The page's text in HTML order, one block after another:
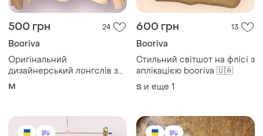
500 грн 24
Booriva
Оригінальний
дизайнерський лонгслів з
аплікацією booriva 🇺🇦
M
600 грн 13
Booriva
Стильний світшот на флісі з
аплікацією booriva 🇺🇦
S и еще 1